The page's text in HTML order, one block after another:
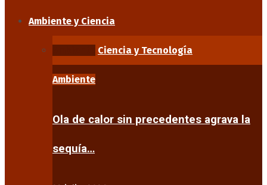
Ambiente y Ciencia
Ciencia y Tecnología
Ambiente
Ola de calor sin precedentes agrava la
sequía…